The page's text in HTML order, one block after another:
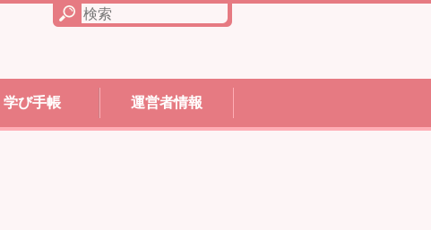
学び手帳 運営者情報